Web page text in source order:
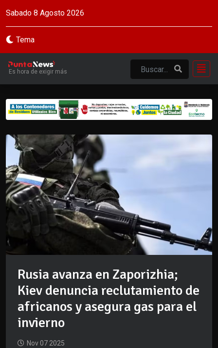
Sabado 8 Agosto 2026
Tema
Es hora de exigir más
Rusia avanza en Zaporizhia;
Kiev denuncia reclutamiento de
africanos y asegura gas para el
invierno
Nov 07 2025